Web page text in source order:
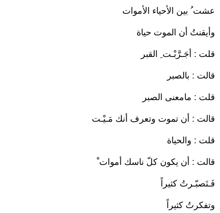
عشت ُ بين الأحياء الأموات
وأيقنتُ أن الموت حياة
قلت : أجَـرَّبْـت ِ القبر
قالت : بالصبر
قلت : مامعنى الصبر
قالت : أن تموت وتعرف أنك مَـيْـت
قلت : والحياة
قالت : أن يكون كلّ ناسك أموات ْ
فَـتَصبّـرتُ كثيراً
وتفكرتُ كثيراً